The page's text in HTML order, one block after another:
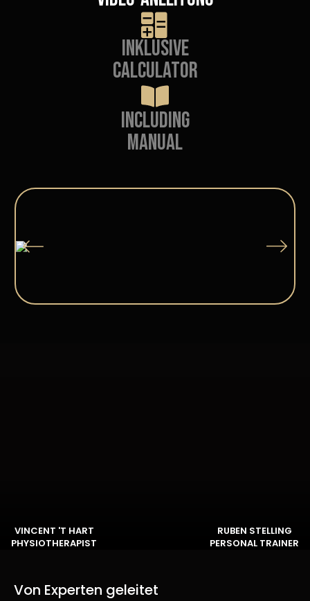
Inklusive
calculator
Including
Manual
VINCENT 'T HART
PHYSIOTHERAPIST
RUBEN STELLING
PERSONAL TRAINER
Von Experten geleitet